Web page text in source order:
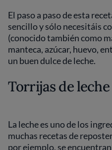
El paso a paso de esta
sencillo y sólo necesitáis
(conocido también como
manteca, azúcar, huevo,
un buen dulce de leche.
Torrijas de leche
La leche es uno de los
muchas recetas de
por ejemplo, se